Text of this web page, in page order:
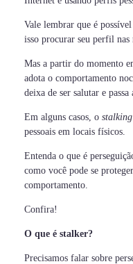
Vale lembrar que é
isso procurar seu perfil nas
Mas a partir do momento
adota o comportamento
deixa de ser salutar e passa
Em alguns casos, o stalking
pessoais em locais físicos.
Entenda o que é
como você pode se
comportamento.
Confira!
O que é stalker?
Precisamos falar sobre